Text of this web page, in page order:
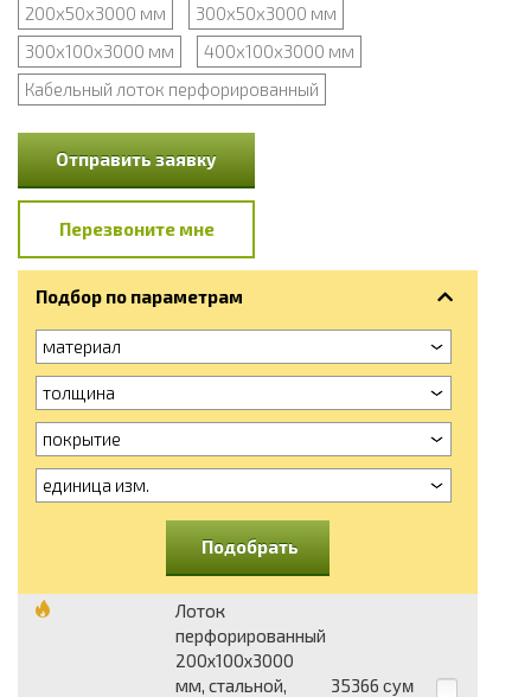
200х50х3000 мм
300х50х3000 мм
300х100х3000 мм
400х100х3000 мм
Кабельный лоток перфорированный
Отправить заявку
Перезвоните мне
Подбор по параметрам
материал
толщина
покрытие
единица изм.
Подобрать
Лоток
перфорированный
200х100х3000
мм, стальной,
35366 сум